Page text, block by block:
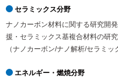
セラミックス分野
ナノカーボン材料に関する研究開
援・セラミックス基複合材料の研
（ナノカーボン/ナノ解析/セラミッ
エネルギー・燃焼分野